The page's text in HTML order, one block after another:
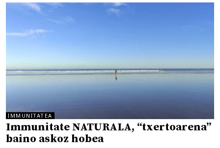
IMMUNITATEA
Immunitate NATURALA, “txertoarena”
baino askoz hobea